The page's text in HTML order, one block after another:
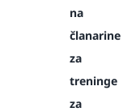
na
članarine
za
treninge
za